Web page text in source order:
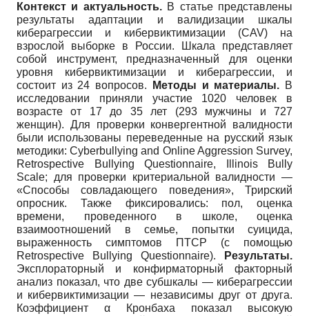
Контекст и актуальность.В статье представлены
результаты адаптации и валидизации шкалы
киберагрессии и кибервиктимизации (CAV) на
взрослой выборке в России. Шкала представляет
собой инструмент, предназначенный для оценки
уровня кибервиктимизации и киберагрессии, и
состоит из 24 вопросов.
Методы и материалы. В
исследовании приняли участие 1020 человек в
возрасте от 17 до 35 лет (293 мужчины и 727
женщин). Для проверки конвергентной валидности
были использованы переведенные на русский язык
методики: Cyberbullying and Online Aggression Survey,
Retrospective Bullying Questionnaire, Illinois Bully
Scale; для проверки критериальной валидности —
«Способы совладающего поведения», Трирский
опросник. Также фиксировались: пол, оценка
времени, проведенного в школе, оценка
взаимоотношений в семье, попытки суицида,
выраженность симптомов ПТСР (с помощью
Retrospective Bullying Questionnaire).
Результаты.
Эксплораторный и конфирматорный факторный
анализ показал, что две субшкалы — киберагрессии
и кибервиктимизации — независимы друг от друга.
Коэффициент α Кронбаха показал высокую